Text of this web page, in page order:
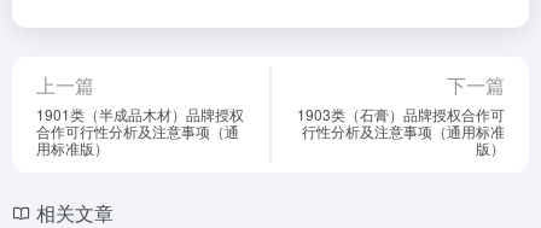
上一篇
1901类（半成品木材）品牌授权
合作可行性分析及注意事项（通
用标准版）
下一篇
1903类（石膏）品牌授权合作可
行性分析及注意事项（通用标准
版）
相关文章